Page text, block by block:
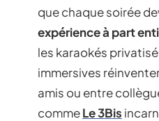
que chaque soirée
expérience à part
les karaokés
immersives
amis ou entre
commeLe 3Bis